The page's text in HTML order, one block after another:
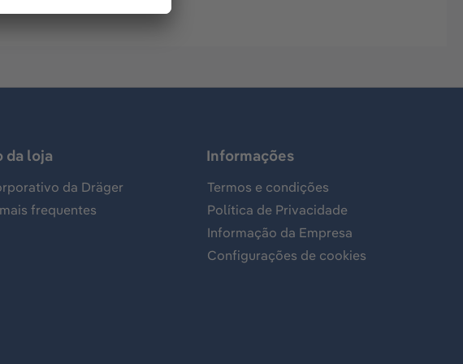
da loja
da Dräger
frequentes
Informações
Termos e condições
Política de Privacidade
Informação da Empresa
Configurações de cookies